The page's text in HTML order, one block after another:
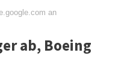
an
ab, Boeing